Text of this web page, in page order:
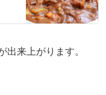
出来上がります。